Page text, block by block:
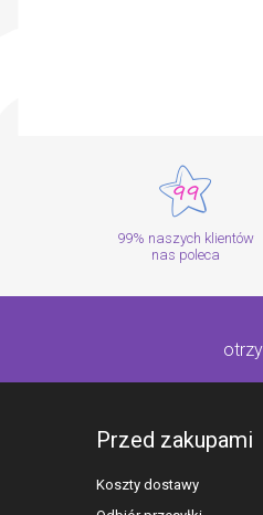
99% naszych klientów
nas poleca
Przed zakupami
Koszty dostawy